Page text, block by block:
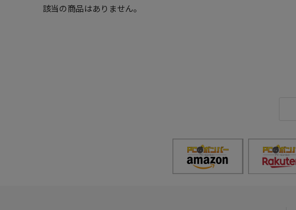
該当の商品はありません。